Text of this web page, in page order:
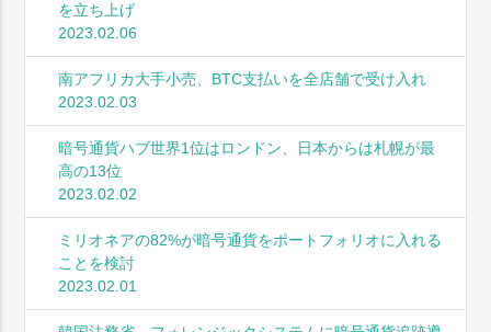
を立ち上げ
2023.02.06
南アフリカ大手小売、BTC支払いを全店舗で受け入れ
2023.02.03
暗号通貨ハブ世界1位はロンドン、日本からは札幌が最
高の13位
2023.02.02
ミリオネアの82%が暗号通貨をポートフォリオに入れる
ことを検討
2023.02.01